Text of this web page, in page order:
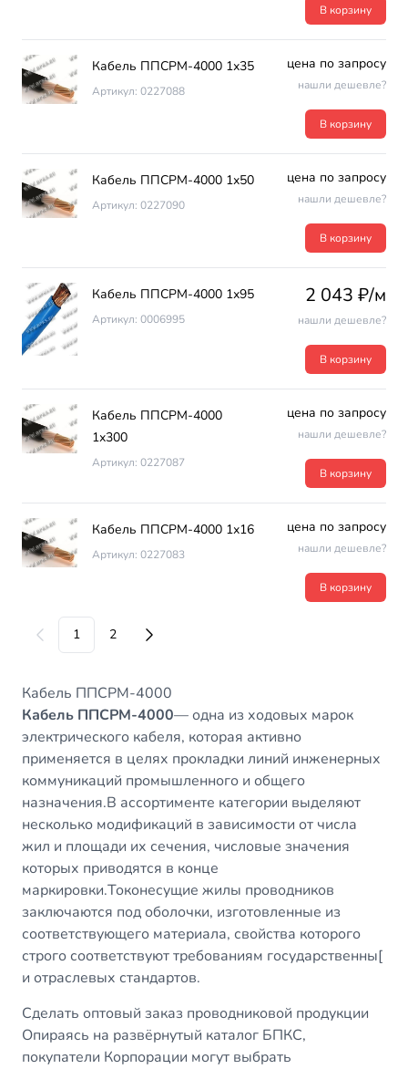
В корзину
Кабель ППСРМ-4000 1х35
Артикул: 0227088
цена по запросу
нашли дешевле?
В корзину
Кабель ППСРМ-4000 1х50
Артикул: 0227090
цена по запросу
нашли дешевле?
В корзину
Кабель ППСРМ-4000 1х95
Артикул: 0006995
2 043 ₽/м
нашли дешевле?
В корзину
Кабель ППСРМ-4000
1х300
Артикул: 0227087
цена по запросу
нашли дешевле?
В корзину
Кабель ППСРМ-4000 1х16
Артикул: 0227083
цена по запросу
нашли дешевле?
В корзину
1 2
Кабель ППСРМ-4000
Кабель ППСРМ-4000— одна из ходовых марок
электрического кабеля, которая активно
применяется в целях прокладки линий инженерных
коммуникаций промышленного и общего
назначения.В ассортименте категории выделяют
несколько модификаций в зависимости от числа
жил и площади их сечения, числовые значения
которых приводятся в конце
маркировки.Токонесущие жилы проводников
заключаются под оболочки, изготовленные из
соответствующего материала, свойства которого
строго соответствуют требованиям государственны[
и отраслевых стандартов.
Сделать оптовый заказ проводниковой продукции
Опираясь на развёрнутый каталог БПКС,
покупатели Корпорации могут выбрать